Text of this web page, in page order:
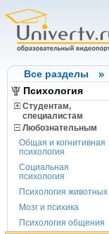
Все разделы
Психология
Студентам,
cпециалистам
Любознательным
Общая и когнитивная
психология
Социальная
психология
Психология животных
Мозг и психика
Психология общения